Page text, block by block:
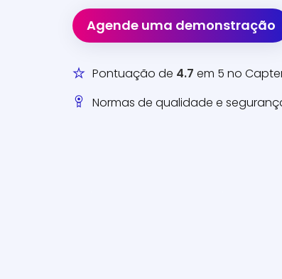
Agende uma demonstração
Pontuação de 4.7 em 5 no
Normas de qualidade e